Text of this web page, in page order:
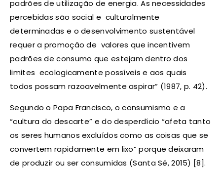
padrões de utilização de energia. As necessidades
percebidas são social e culturalmente
determinadas e o desenvolvimento sustentável
requer a promoção de valores que incentivem
padrões de consumo que estejam dentro dos
limites ecologicamente possíveis e aos quais
todos possam razoavelmente aspirar” (1987, p. 42).
Segundo o Papa Francisco, o consumismo e a
“cultura do descarte” e do desperdício “afeta tanto
os seres humanos excluídos como as coisas que se
convertem rapidamente em lixo” porque deixaram
de produzir ou ser consumidas (Santa Sé, 2015) [8].